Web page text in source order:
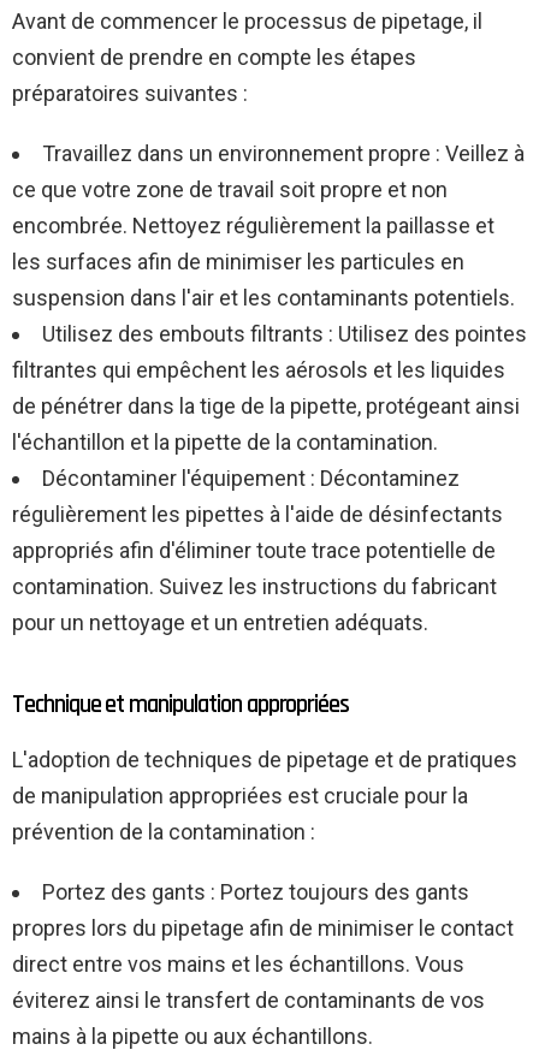
Avant de commencer le processus de pipetage, il
convient de prendre en compte les étapes
préparatoires suivantes :
Travaillez dans un environnement propre : Veillez à
ce que votre zone de travail soit propre et non
encombrée. Nettoyez régulièrement la paillasse et
les surfaces afin de minimiser les particules en
suspension dans l'air et les contaminants potentiels.
Utilisez des embouts filtrants : Utilisez des pointes
filtrantes qui empêchent les aérosols et les liquides
de pénétrer dans la tige de la pipette, protégeant ainsi
l'échantillon et la pipette de la contamination.
Décontaminer l'équipement : Décontaminez
régulièrement les pipettes à l'aide de désinfectants
appropriés afin d'éliminer toute trace potentielle de
contamination. Suivez les instructions du fabricant
pour un nettoyage et un entretien adéquats.
Technique et manipulation appropriées
L'adoption de techniques de pipetage et de pratiques
de manipulation appropriées est cruciale pour la
prévention de la contamination :
Portez des gants : Portez toujours des gants
propres lors du pipetage afin de minimiser le contact
direct entre vos mains et les échantillons. Vous
éviterez ainsi le transfert de contaminants de vos
mains à la pipette ou aux échantillons.